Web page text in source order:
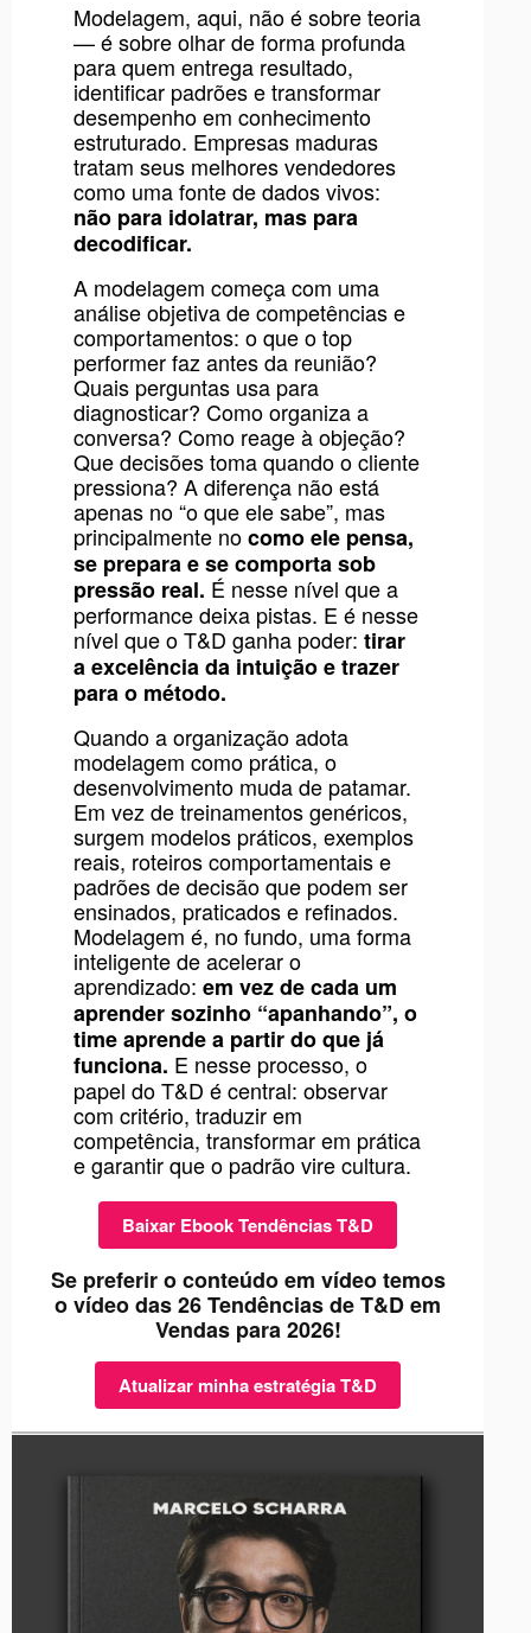
Modelagem, aqui, não é sobre teoria
— é sobre olhar de forma profunda
para quem entrega resultado,
identificar padrões e transformar
desempenho em conhecimento
estruturado. Empresas maduras
tratam seus melhores vendedores
como uma fonte de dados vivos:
não para idolatrar, mas para
decodificar.
A modelagem começa com uma
análise objetiva de competências e
comportamentos: o que o top
performer faz antes da reunião?
Quais perguntas usa para
diagnosticar? Como organiza a
conversa? Como reage à objeção?
Que decisões toma quando o cliente
pressiona? A diferença não está
apenas no “o que ele sabe”, mas
principalmente nocomo ele pensa,
se prepara e se comporta sob
pressão real. É nesse nível que a
performance deixa pistas. E é nesse
nível que o T&D ganha poder: tirar
a excelência da intuição e trazer
para o método.
Quando a organização adota
modelagem como prática, o
desenvolvimento muda de patamar.
Em vez de treinamentos genéricos,
surgem modelos práticos, exemplos
reais, roteiros comportamentais e
padrões de decisão que podem ser
ensinados, praticados e refinados.
Modelagem é, no fundo, uma forma
inteligente de acelerar o
aprendizado: em vez de cada um
aprender sozinho “apanhando”, o
time aprende a partir do que já
funciona. E nesse processo, o
papel do T&D é central: observar
com critério, traduzir em
competência, transformar em prática
e garantir que o padrão vire cultura.
Baixar Ebook Tendências T&D
Se preferir o conteúdo em vídeo temos
o vídeo das 26 Tendências de T&D em
Vendas para 2026!
Atualizar minha estratégia T&D